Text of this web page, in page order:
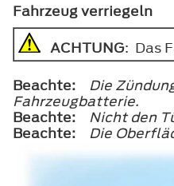
Fahrzeug verriegeln
ACHTUNG: Das
Beachte:
Die
Fahrzeugbatterie.
Beachte:
Nicht den
Beachte:
Die